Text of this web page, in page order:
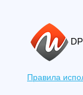
Правила